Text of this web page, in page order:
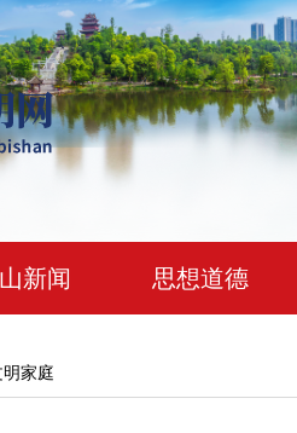
新闻 思想道德
明家庭